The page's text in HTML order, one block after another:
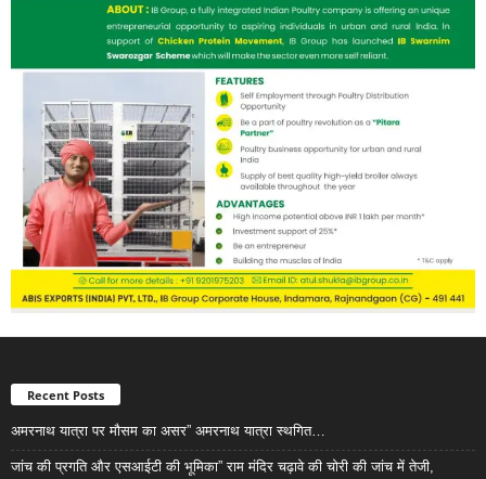
Recent Posts
अमरनाथ यात्रा पर मौसम का असर” अमरनाथ यात्रा स्थगित…
जांच की प्रगति और एसआईटी की भूमिका” राम मंदिर चढ़ावे की चोरी की जांच में तेजी,